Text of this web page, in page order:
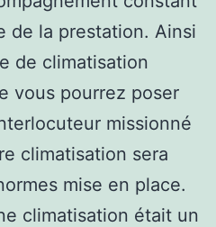
de la prestation. Ainsi
de climatisation
vous pourrez poser
missionné
climatisation sera
mise en place.
climatisation était un